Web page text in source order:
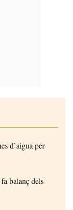
d’aigua per
balanç dels